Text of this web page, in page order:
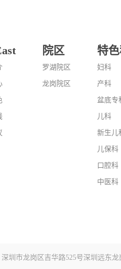
院区
罗湖院区
龙岗院区
特
妇科
产科
盆底专
儿科
新生儿
儿保科
口腔科
中医科
圳市龙岗区吉华路525号深圳远东